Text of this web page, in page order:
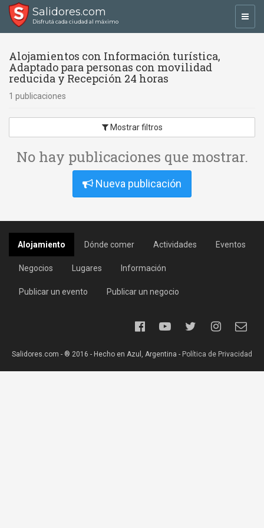
Salidores.com
Disfrutá cada ciudad al máximo
Alojamientos con Información turística,
Adaptado para personas con movilidad
reducida y Recepción 24 horas
1 publicaciones
Mostrar filtros
No hay publicaciones que mostrar.
Nueva publicación
Alojamiento Dónde comer Actividades Eventos
Negocios Lugares Información
Publicar un evento Publicar un negocio
Salidores.com - ® 2016 - Hecho en Azul, Argentina - Política de Privacidad